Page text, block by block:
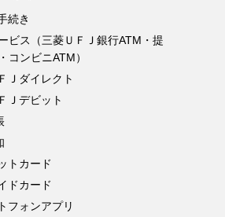
続き
ビス（三菱ＵＦＪ銀行ATM・提
コンビニATM）
Ｊダイレクト
Ｊデビット
トカード
ドカード
フォンアプリ